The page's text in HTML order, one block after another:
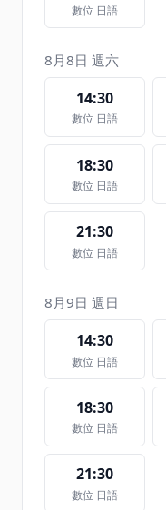
數位 日語
8月8日 週六
14:30
數位 日語
18:30
數位 日語
21:30
數位 日語
8月9日 週日
14:30
數位 日語
18:30
數位 日語
21:30
數位 日語